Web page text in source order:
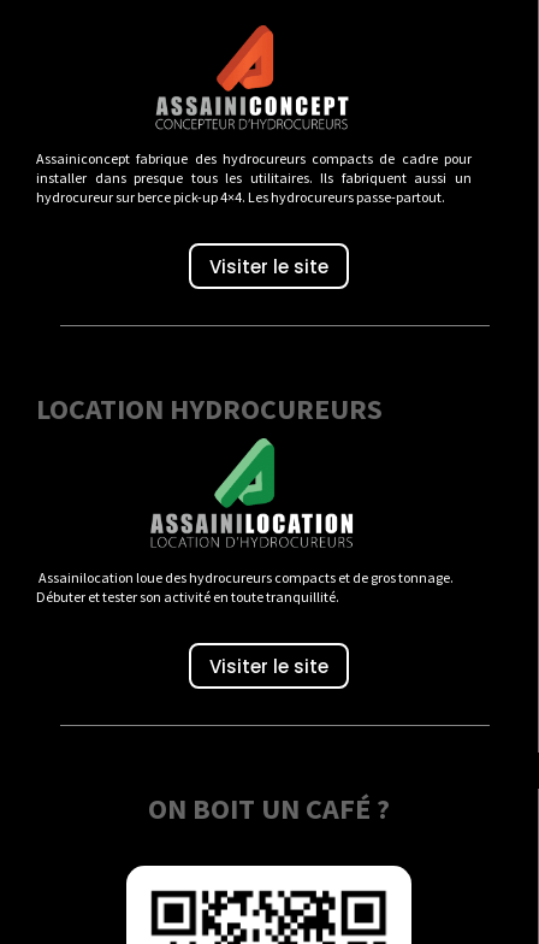
Assainiconcept fabrique des hydrocureurs compacts de cadre pour
installer dans presque tous les utilitaires. Ils fabriquent aussi un
hydrocureur sur berce pick-up 4×4. Les hydrocureurs passe-partout.
Visiter le site
LOCATION HYDROCUREURS
Assainilocation loue des hydrocureurs compacts et de gros tonnage.
Débuter et tester son activité en toute tranquillité.
Visiter le site
ON BOIT UN CAFÉ ?